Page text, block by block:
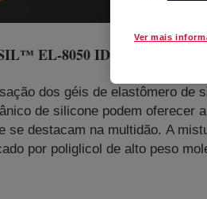
EL-8050 ID Silicone
dos géis de elastômero de
de silicone podem oferecer
se destacam na multidão. A
por poliglicol de alto peso
Ver mais